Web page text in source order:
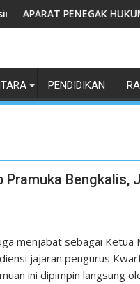
Panjang HUKUM "APH" Se-
PENDIDIKAN
Bengkalis,
menjabat sebagai Ketua
jajaran pengurus
ini dipimpin langsung